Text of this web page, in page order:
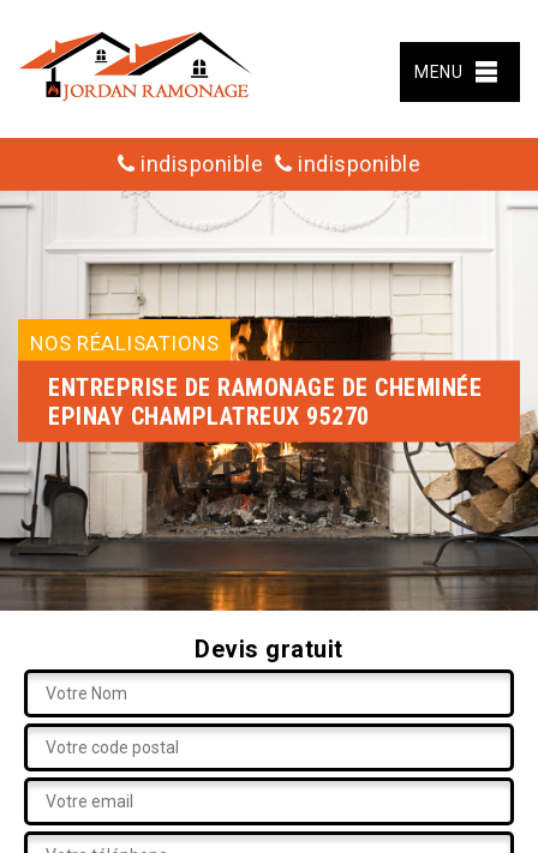
MENU
indisponible indisponible
NOS RÉALISATIONS
ENTREPRISE DE RAMONAGE DE CHEMINÉE
EPINAY CHAMPLATREUX 95270
Devis gratuit